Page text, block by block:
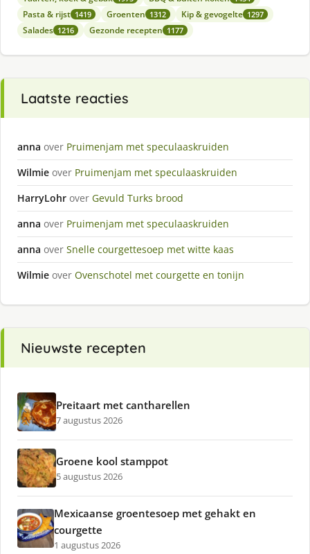
Pasta & rijst 1419 Groenten 1312 Kip & gevogelte 1297
Salades 1216 Gezonde recepten 1177
Laatste reacties
anna over Pruimenjam met speculaaskruiden
Wilmie over Pruimenjam met speculaaskruiden
HarryLohr over Gevuld Turks brood
anna over Pruimenjam met speculaaskruiden
anna over Snelle courgettesoep met witte kaas
Wilmie over Ovenschotel met courgette en tonijn
Nieuwste recepten
Preitaart met cantharellen
7 augustus 2026
Groene kool stamppot
5 augustus 2026
Mexicaanse groentesoep met gehakt en
courgette
1 augustus 2026